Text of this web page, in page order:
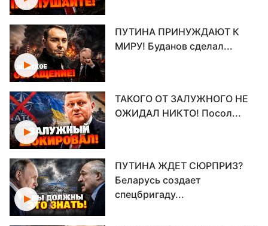
ПУТИНА ПРИНУЖДАЮТ К
МИРУ! Буданов сделал...
ТАКОГО ОТ ЗАЛУЖНОГО НЕ
ОЖИДАЛ НИКТО! Посол...
ПУТИНА ЖДЕТ СЮРПРИЗ?
Беларусь создает
спецбригаду...